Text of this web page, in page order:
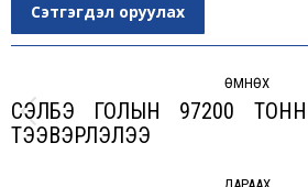
Сэтгэгдэл оруулах
ӨМНӨХ
Previous
СЭЛБЭ ГОЛЫН 97200
ТЭЭВЭРЛЭЛЭЭ